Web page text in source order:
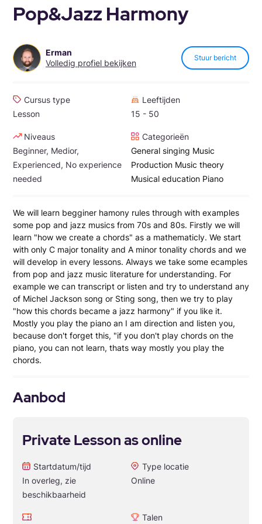
Pop&Jazz Harmony
Erman
Volledig profiel bekijken
Stuur bericht
Cursus type
Lesson
Leeftijden
15 - 50
Niveaus
Beginner, Medior,
Experienced, No experience
needed
Categorieën
General singing Music
Production Music theory
Musical education Piano
We will learn begginer hamony rules through with examples
some pop and jazz musics from 70s and 80s. Firstly we will
learn "how we create a chords" as a mathematicly. We start
with only C major tonality and A minor tonality chords and we
will develop in every lessons. Always we take some ecamples
from pop and jazz music literature for understanding. For
example we can transcript or listen and try to understand any
of Michel Jackson song or Sting song, then we try to play
"how this chords became a jazz harmony" if you like it.
Mostly you play the piano an I am direction and listen you,
because don't forget this, "if you don't play chords on the
piano, you can not learn, thats way mostly you play the
chords.
Aanbod
Private Lesson as online
Startdatum/tijd
In overleg, zie
beschikbaarheid
Type locatie
Online
Talen